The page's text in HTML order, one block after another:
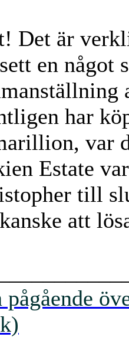
Det är
en något
har
var
Estate
till
att